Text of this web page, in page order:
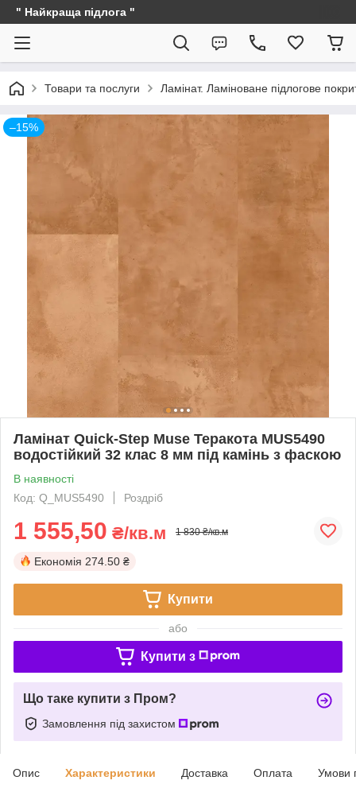
" Найкраща підлога "
Товари та послуги Ламінат. Ламіноване підлогове
–15%
Ламінат Quick-Step Muse Теракота MUS5490
водостійкий 32 клас 8 мм під камінь з фаскою
В наявності
Код: Q_MUS5490
Роздріб
1 555,50 ₴/кв.м 1 830 ₴/кв.м
Економія 274.50 ₴
Купити
або
Купити з
Що таке купити з Пром?
Замовлення під захистом
Опис Характеристики Доставка Оплата Умови